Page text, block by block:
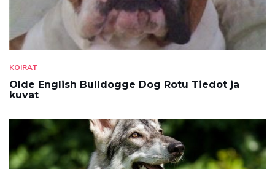
KOIRAT
Olde English Bulldogge Dog Rotu Tiedot ja
kuvat